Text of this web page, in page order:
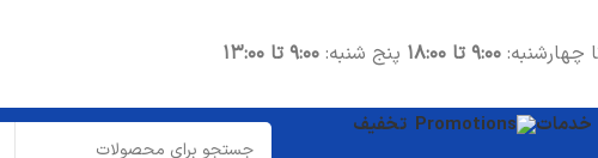
چهارشنبه: ۹:۰۰ تا ۱۸:۰۰ پنج شنبه: ۹:۰۰ تا ۱۳:۰۰
خدمات
تخفیف